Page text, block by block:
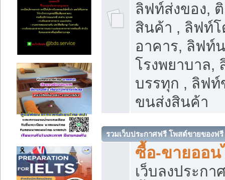
ลิฟท์ส่งของ,
สินค้า , ลิฟท์
อาคาร, ลิฟท์
โรงพยาบาล,
บรรทุก , ลิฟ
ขนส่งสินค้า
รวมเว็บประกาศฟรี โพสต์ขายของฟรี
ซื้อ-ขายออน
เว็บลงประก